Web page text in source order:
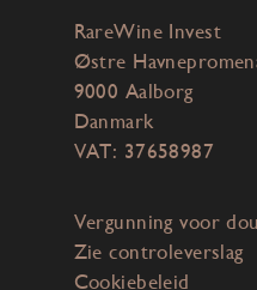
RareWine Invest
Østre
9000 Aalborg
Danmark
VAT: 37658987
Vergunning voor
Zie controleverslag
Cookiebeleid